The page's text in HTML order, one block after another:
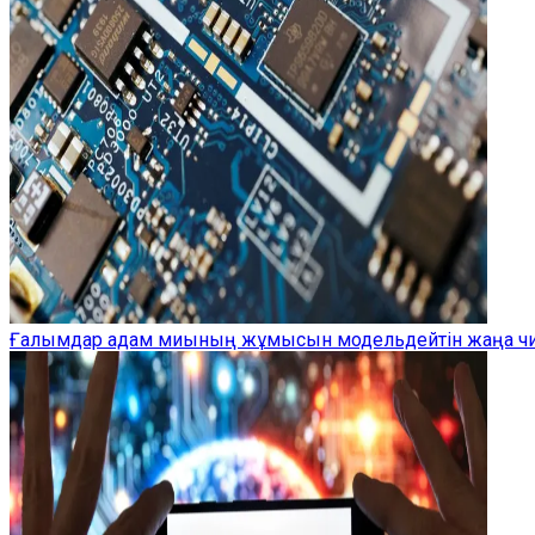
Ғалымдар адам миының жұмысын модельдейтін жаңа